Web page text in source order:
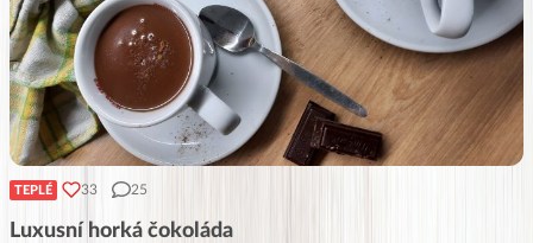
TEPLÉ 33 25
Luxusní horká čokoláda